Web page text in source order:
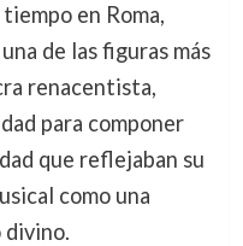
en Roma,
de las figuras más
renacentista,
para componer
que reflejaban su
como una